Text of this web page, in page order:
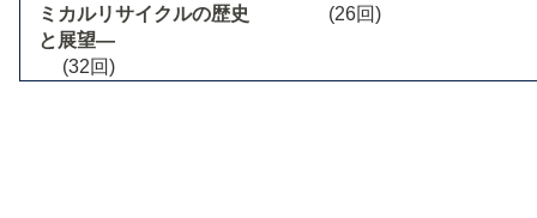
ミカルリサイクルの歴史
と展望―
(32回)
(26回)